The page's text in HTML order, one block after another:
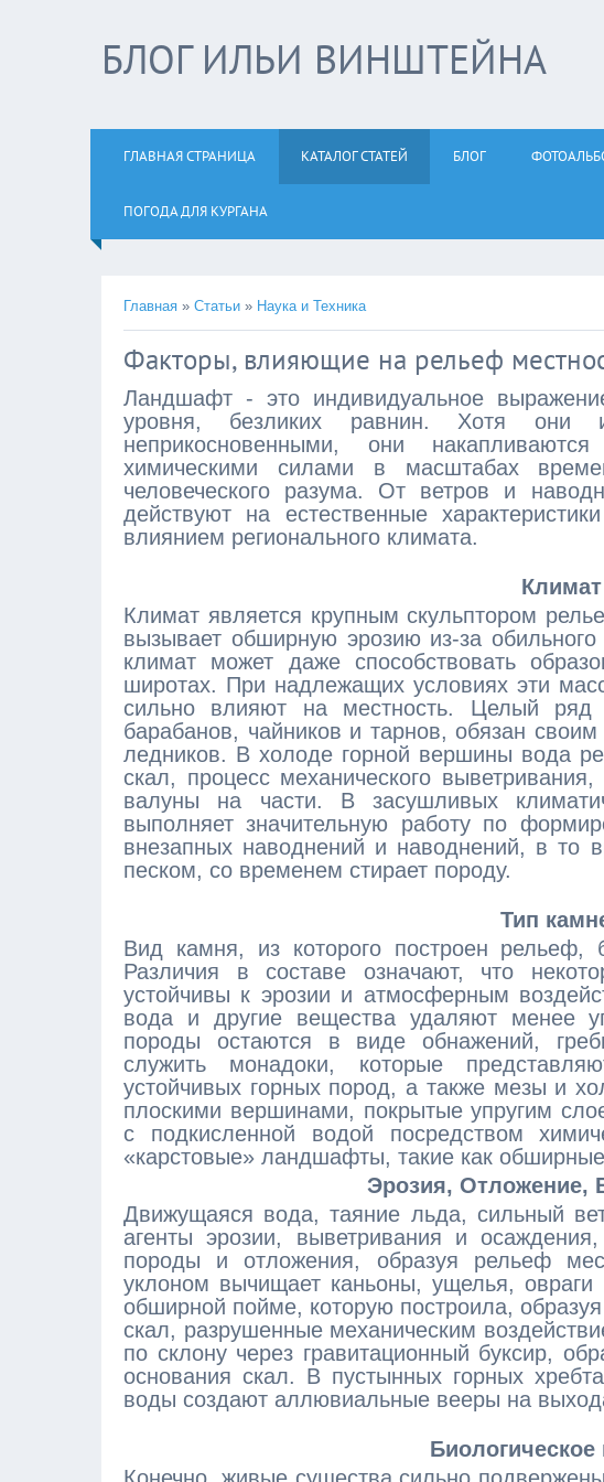
БЛОГ ИЛЬИ ВИНШТЕЙНА
ГЛАВНАЯ СТРАНИЦА КАТАЛОГ СТАТЕЙ БЛОГ
ПОГОДА ДЛЯ КУРГАНА
Главная » Статьи » Наука и Техника
Факторы, влияющие на рельеф
Ландшафт - это индивидуальное
уровня, безликих равнин. Хотя они
неприкосновенными, они
химическими силами в масштабах
человеческого разума. От ветров и
действуют на естественные
влиянием регионального климата.
Климат
Климат является крупным скульптором
вызывает обширную эрозию из-за
климат может даже способствовать
широтах. При надлежащих условиях эти
сильно влияют на местность. Целый
барабанов, чайников и тарнов, обязан
ледников. В холоде горной вершины вода
скал, процесс механического
валуны на части. В засушливых
выполняет значительную работу по
внезапных наводнений и наводнений, в то
песком, со временем стирает породу.
Тип
Вид камня, из которого построен рельеф,
Различия в составе означают, что
устойчивы к эрозии и атмосферным
вода и другие вещества удаляют менее
породы остаются в виде обнажений,
служить монадоки, которые
устойчивых горных пород, а также мезы и
плоскими вершинами, покрытые упругим
с подкисленной водой посредством
«карстовые» ландшафты, такие как
Эрозия, Отложение,
Движущаяся вода, таяние льда, сильный
агенты эрозии, выветривания и
породы и отложения, образуя рельеф
уклоном вычищает каньоны, ущелья, овраги
обширной пойме, которую построила,
скал, разрушенные механическим
по склону через гравитационный буксир,
основания скал. В пустынных горных
воды создают аллювиальные вееры на
Биологическое